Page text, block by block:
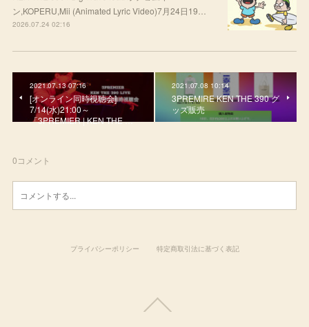
ン,KOPERU,Mii (Animated Lyric Video)7月24日19…
2026.07.24 02:16
2021.07.13 07:16
[オンライン同時視聴会]
7/14(水)21:00～
「3PREMIER | KEN THE …
2021.07.08 10:14
3PREMIRE KEN THE 390 グ
ッズ販売
0コメント
プライバシーポリシー 特定商取引法に基づく表記